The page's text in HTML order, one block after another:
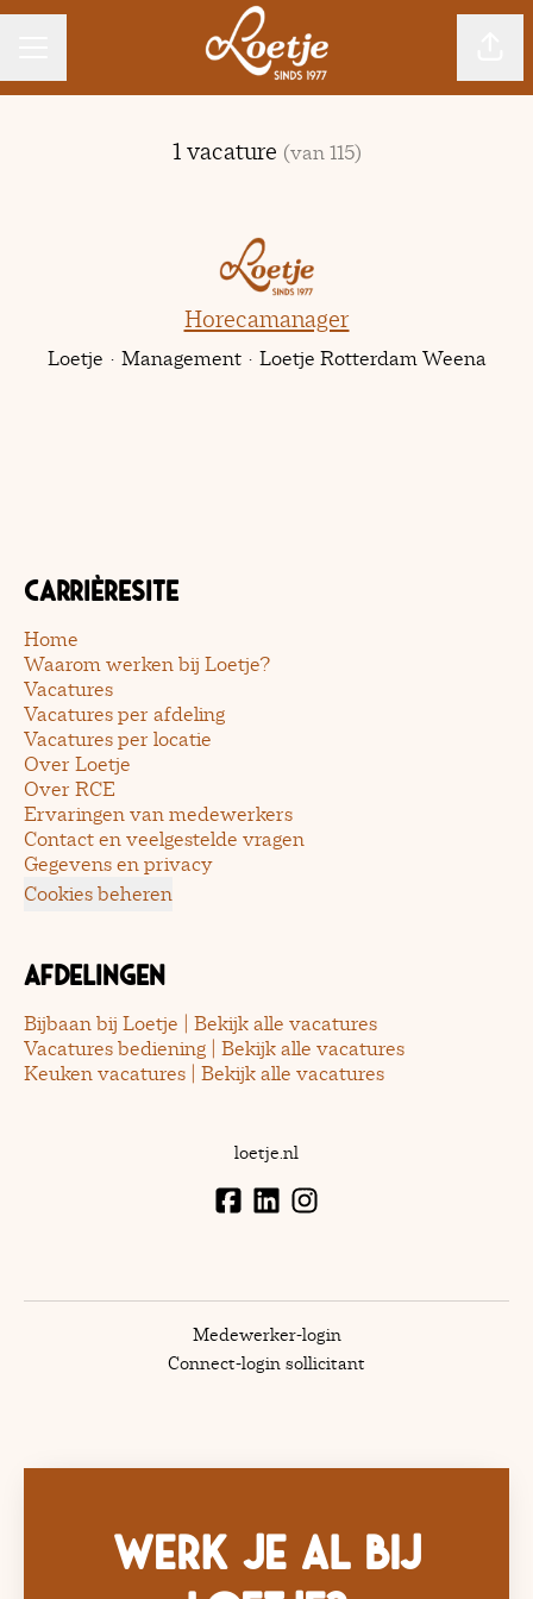
1 vacature (van 115)
Horecamanager
Loetje · Management · Loetje Rotterdam Weena
Carrièresite
Home
Waarom werken bij Loetje?
Vacatures
Vacatures per afdeling
Vacatures per locatie
Over Loetje
Over RCE
Ervaringen van medewerkers
Contact en veelgestelde vragen
Gegevens en privacy
Cookies beheren
Afdelingen
Bijbaan bij Loetje | Bekijk alle vacatures
Vacatures bediening | Bekijk alle vacatures
Keuken vacatures | Bekijk alle vacatures
loetje.nl
Medewerker-login
Connect-login sollicitant
Werk je al bij